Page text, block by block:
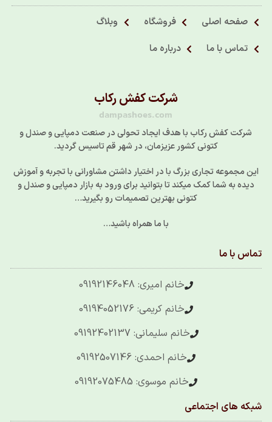
صفحه اصلی فروشگاه
وبلاگ
تماس با ما
درباره ما
شرکت کفش رکاب
dampashoes.com
شرکت کفش رکاب با هدف ایجاد تحولی در صنعت دمپایی و صندل و
کتونی کشور عزیزمان، در شهر قم تاسیس گردید.
این مجموعه تجاری بزرگ با در اختیار داشتن مشاورانی با تجربه و آموزش
دیده به شما کمک میکند تا بتوانید برای ورود به بازار دمپایی و صندل و
کتونی بهترین تصمیمات رو بگیرید…
با ما همراه باشید…
تماس با ما
خانم امیری: 09192146048
خانم کریمی: 09194052176
خانم سلیمانی: 09192402137
خانم احمدی: 09192507146
خانم موسوی: 09192075485
شبکه های اجتماعی